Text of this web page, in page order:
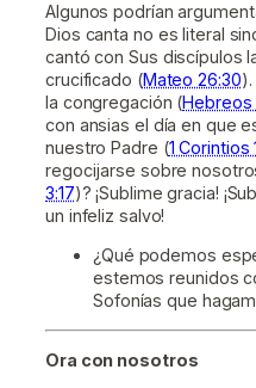
Algunos podrían
Dios canta no es literal
cantó con Sus discípulos
crucificado (Mateo 26:30
la congregación (Hebreos
con ansias el día en que
nuestro Padre (1 Corintios
regocijarse sobre
3:17)? ¡Sublime gracia!
un infeliz salvo!
¿Qué podemos
estemos reunidos
Sofonías que
Ora con nosotros